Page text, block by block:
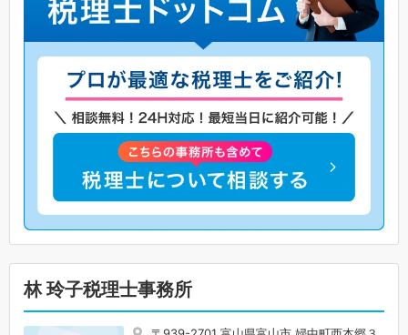
林 玲子税理士事務所